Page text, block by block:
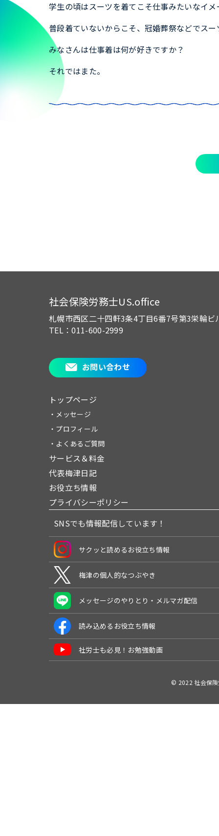
学生の頃はスーツを着てこそ仕事みたいなイ
普段着ていないからこそ、冠婚葬祭などでス
みなさんは仕事着は何が好きですか？
それではまた。
社会保険労務士US.office
札幌市西区二十四軒3条4丁目6番7号第3栄輪ビ
TEL：011-600-2999
お問い合わせ
トップページ
・メッセージ
・プロフィール
・よくあるご質問
サービス＆料金
代表梅津日記
お役立ち情報
プライバシーポリシー
SNSでも情報配信しています！
サクッと読めるお役立ち情報
梅津の個人的なつぶやき
メッセージのやりとり・メルマガ配信
読み込めるお役立ち情報
社労士も必見！お勉強動画
© 2022 社会保